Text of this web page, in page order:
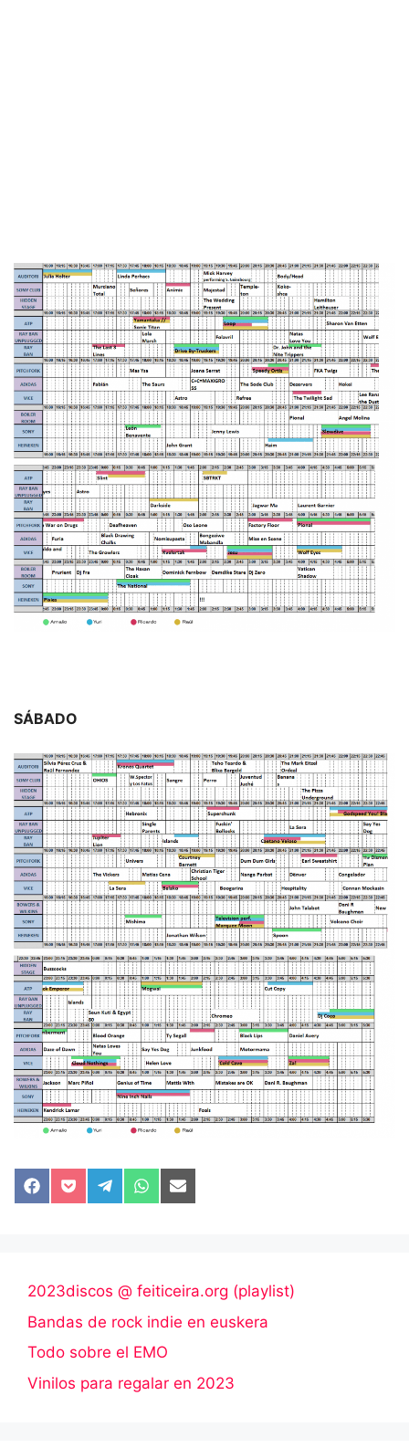
SÁBADO
Compartir
en
Compartir
en
Compartir
en
Compartir
en
Compartir
en
2023discos @ feiticeira.org (playlist)
Bandas de rock indie en euskera
Todo sobre el EMO
Vinilos para regalar en 2023